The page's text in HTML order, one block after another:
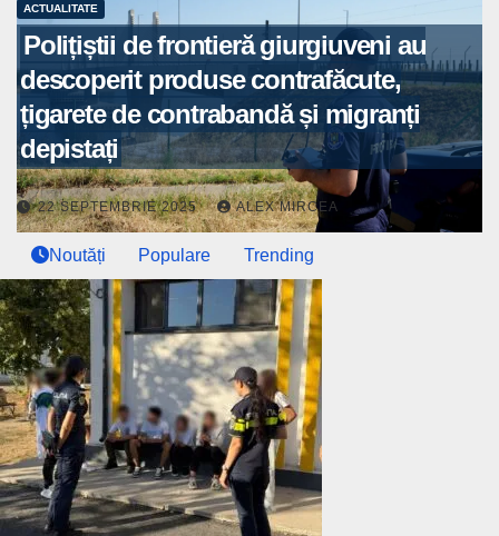
ACTUALITATE
Polițiștii de frontieră giurgiuveni au
descoperit produse contrafăcute,
țigarete de contrabandă și migranți
depistați
22 SEPTEMBRIE 2025 ALEX MIRCEA
Noutăți Populare Trending